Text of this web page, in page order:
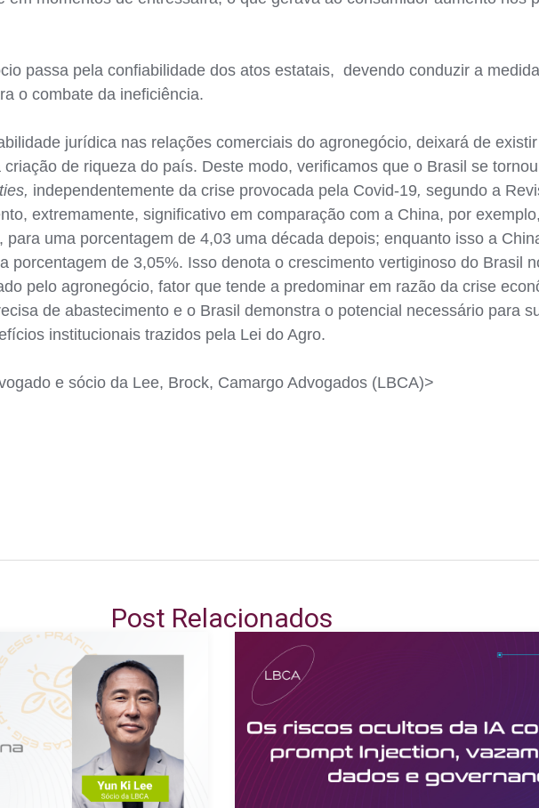
passa pela confiabilidade dos atos estatais, devendo conduzir a
o combate da ineficiência.
jurídica nas relações comerciais do agronegócio, deixará de
de riqueza do país. Deste modo, verificamos que o Brasil se
independentemente da crise provocada pela Covid-19, segundo a
extremamente, significativo em comparação com a China, por
uma porcentagem de 4,03 uma década depois; enquanto isso a
porcentagem de 3,05%. Isso denota o crescimento vertiginoso do Brasil
pelo agronegócio, fator que tende a predominar em razão da crise
de abastecimento e o Brasil demonstra o potencial necessário para
institucionais trazidos pela Lei do Agro.
e sócio da Lee, Brock, Camargo Advogados (LBCA)>
Post Relacionados